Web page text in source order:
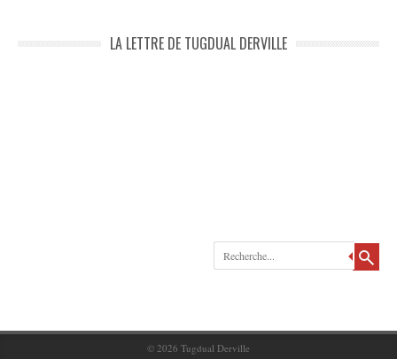
LA LETTRE DE TUGDUAL DERVILLE
Recherche
© 2026 Tugdual Derville